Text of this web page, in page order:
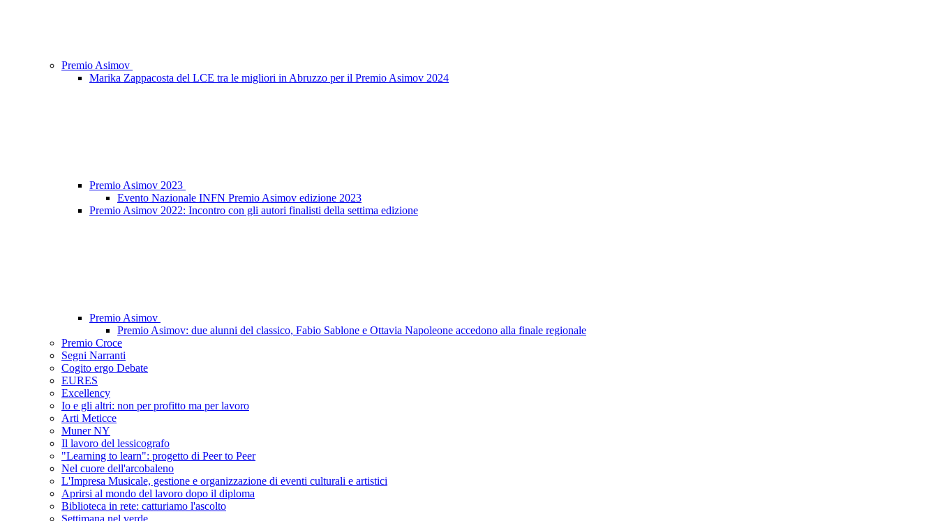
Premio Asimov
Marika Zappacosta del LCE tra le migliori in Abruzzo per il Premio Asimov 2024
Premio Asimov 2023
Evento Nazionale INFN Premio Asimov edizione 2023
Premio Asimov 2022: Incontro con gli autori finalisti della settima edizione
Premio Asimov
Premio Asimov: due alunni del classico, Fabio Sablone e Ottavia Napoleone accedono alla finale regionale
Premio Croce
Segni Narranti
Cogito ergo Debate
EURES
Excellency
Io e gli altri: non per profitto ma per lavoro
Arti Meticce
Muner NY
Il lavoro del lessicografo
"Learning to learn": progetto di Peer to Peer
Nel cuore dell'arcobaleno
L'Impresa Musicale, gestione e organizzazione di eventi culturali e artistici
Aprirsi al mondo del lavoro dopo il diploma
Biblioteca in rete: catturiamo l'ascolto